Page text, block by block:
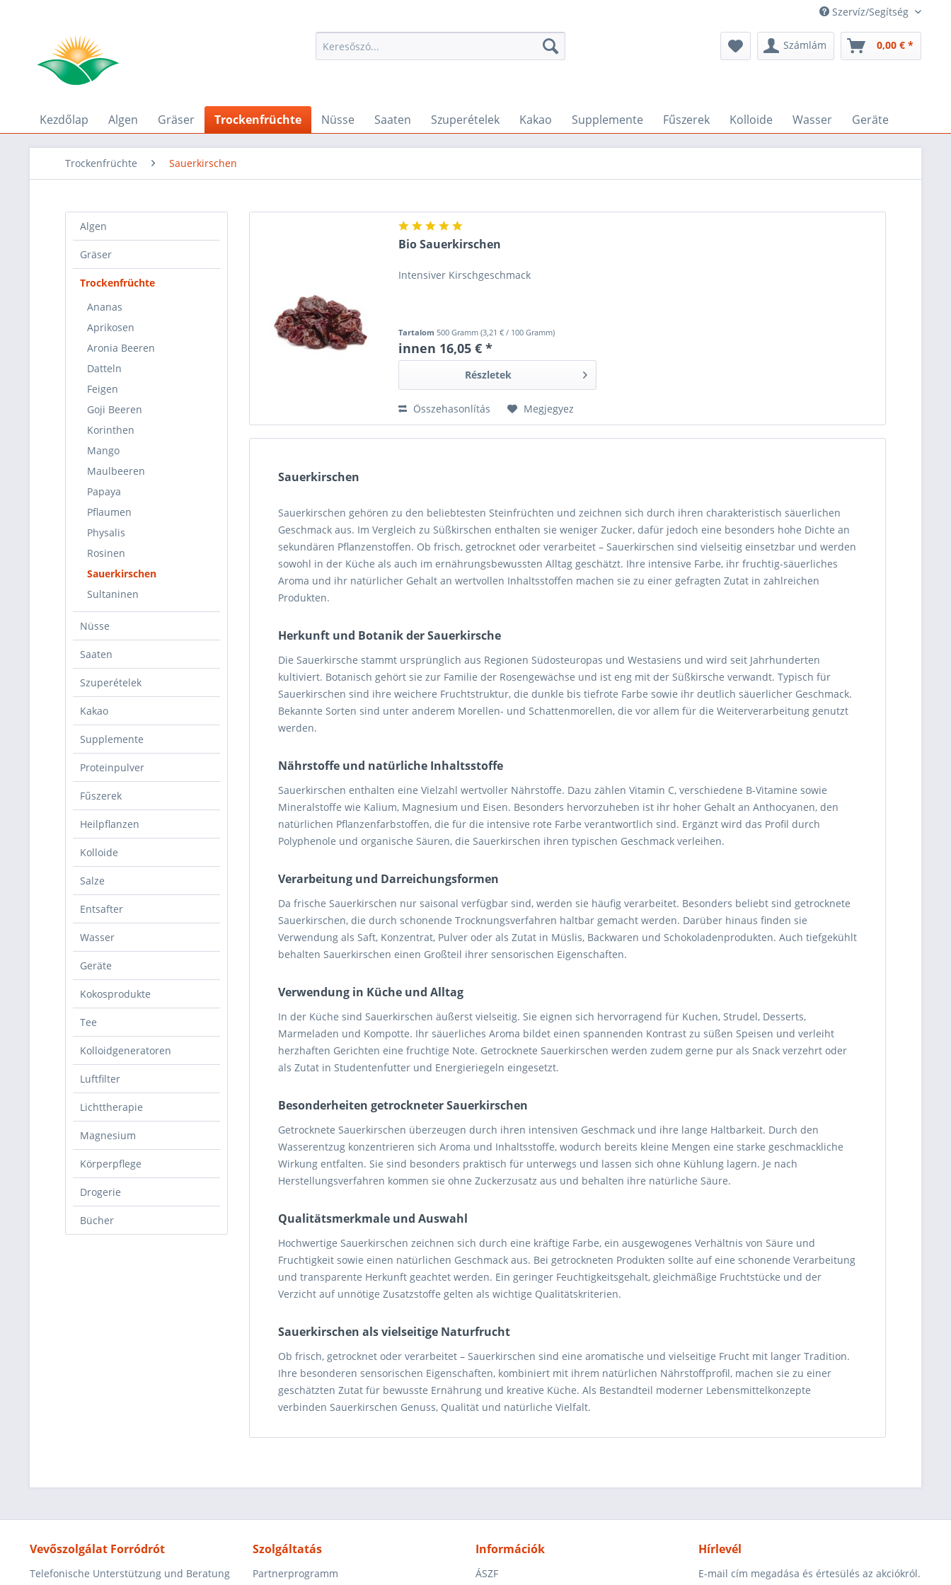
Szervíz/Segítség
Számlám 0,00 € *
Kezdőlap Algen Gräser Trockenfrüchte Nüsse Saaten Szuperételek Kakao Supplemente Fűszerek Kolloide Wasser Geräte
Trockenfrüchte Sauerkirschen
Algen
Gräser
Trockenfrüchte
Ananas
Aprikosen
Aronia Beeren
Datteln
Feigen
Goji Beeren
Korinthen
Mango
Maulbeeren
Papaya
Pflaumen
Physalis
Rosinen
Sauerkirschen
Sultaninen
Nüsse
Saaten
Szuperételek
Kakao
Supplemente
Proteinpulver
Fűszerek
Heilpflanzen
Kolloide
Salze
Entsafter
Wasser
Geräte
Kokosprodukte
Tee
Kolloidgeneratoren
Luftfilter
Lichttherapie
Magnesium
Körperpflege
Drogerie
Bücher
Bio Sauerkirschen
Intensiver Kirschgeschmack
Tartalom500 Gramm(3,21 € / 100 Gramm)
innen 16,05 € *
Részletek
Összehasonlítás Megjegyez
Sauerkirschen
Sauerkirschen gehören zu den beliebtesten Steinfrüchten und zeichnen sich durch ihren charakteristisch säuerlichen
Geschmack aus. Im Vergleich zu Süßkirschen enthalten sie weniger Zucker, dafür jedoch eine besonders hohe Dichte an
sekundären Pflanzenstoffen. Ob frisch, getrocknet oder verarbeitet – Sauerkirschen sind vielseitig einsetzbar und werden
sowohl in der Küche als auch im ernährungsbewussten Alltag geschätzt. Ihre intensive Farbe, ihr fruchtig-säuerliches
Aroma und ihr natürlicher Gehalt an wertvollen Inhaltsstoffen machen sie zu einer gefragten Zutat in zahlreichen
Produkten.
Herkunft und Botanik der Sauerkirsche
Die Sauerkirsche stammt ursprünglich aus Regionen Südosteuropas und Westasiens und wird seit Jahrhunderten
kultiviert. Botanisch gehört sie zur Familie der Rosengewächse und ist eng mit der Süßkirsche verwandt. Typisch für
Sauerkirschen sind ihre weichere Fruchtstruktur, die dunkle bis tiefrote Farbe sowie ihr deutlich säuerlicher Geschmack.
Bekannte Sorten sind unter anderem Morellen- und Schattenmorellen, die vor allem für die Weiterverarbeitung genutzt
werden.
Nährstoffe und natürliche Inhaltsstoffe
Sauerkirschen enthalten eine Vielzahl wertvoller Nährstoffe. Dazu zählen Vitamin C, verschiedene B-Vitamine sowie
Mineralstoffe wie Kalium, Magnesium und Eisen. Besonders hervorzuheben ist ihr hoher Gehalt an Anthocyanen, den
natürlichen Pflanzenfarbstoffen, die für die intensive rote Farbe verantwortlich sind. Ergänzt wird das Profil durch
Polyphenole und organische Säuren, die Sauerkirschen ihren typischen Geschmack verleihen.
Verarbeitung und Darreichungsformen
Da frische Sauerkirschen nur saisonal verfügbar sind, werden sie häufig verarbeitet. Besonders beliebt sind getrocknete
Sauerkirschen, die durch schonende Trocknungsverfahren haltbar gemacht werden. Darüber hinaus finden sie
Verwendung als Saft, Konzentrat, Pulver oder als Zutat in Müslis, Backwaren und Schokoladenprodukten. Auch tiefgekühlt
behalten Sauerkirschen einen Großteil ihrer sensorischen Eigenschaften.
Verwendung in Küche und Alltag
In der Küche sind Sauerkirschen äußerst vielseitig. Sie eignen sich hervorragend für Kuchen, Strudel, Desserts,
Marmeladen und Kompotte. Ihr säuerliches Aroma bildet einen spannenden Kontrast zu süßen Speisen und verleiht
herzhaften Gerichten eine fruchtige Note. Getrocknete Sauerkirschen werden zudem gerne pur als Snack verzehrt oder
als Zutat in Studentenfutter und Energieriegeln eingesetzt.
Besonderheiten getrockneter Sauerkirschen
Getrocknete Sauerkirschen überzeugen durch ihren intensiven Geschmack und ihre lange Haltbarkeit. Durch den
Wasserentzug konzentrieren sich Aroma und Inhaltsstoffe, wodurch bereits kleine Mengen eine starke geschmackliche
Wirkung entfalten. Sie sind besonders praktisch für unterwegs und lassen sich ohne Kühlung lagern. Je nach
Herstellungsverfahren kommen sie ohne Zuckerzusatz aus und behalten ihre natürliche Säure.
Qualitätsmerkmale und Auswahl
Hochwertige Sauerkirschen zeichnen sich durch eine kräftige Farbe, ein ausgewogenes Verhältnis von Säure und
Fruchtigkeit sowie einen natürlichen Geschmack aus. Bei getrockneten Produkten sollte auf eine schonende Verarbeitung
und transparente Herkunft geachtet werden. Ein geringer Feuchtigkeitsgehalt, gleichmäßige Fruchtstücke und der
Verzicht auf unnötige Zusatzstoffe gelten als wichtige Qualitätskriterien.
Sauerkirschen als vielseitige Naturfrucht
Ob frisch, getrocknet oder verarbeitet – Sauerkirschen sind eine aromatische und vielseitige Frucht mit langer Tradition.
Ihre besonderen sensorischen Eigenschaften, kombiniert mit ihrem natürlichen Nährstoffprofil, machen sie zu einer
geschätzten Zutat für bewusste Ernährung und kreative Küche. Als Bestandteil moderner Lebensmittelkonzepte
verbinden Sauerkirschen Genuss, Qualität und natürliche Vielfalt.
Vevőszolgálat Forródrót
Telefonische Unterstützung und Beratung
Szolgáltatás
Partnerprogramm
Információk
ÁSZF
Hírlevél
E-mail cím megadása és értesülés az akciókról.